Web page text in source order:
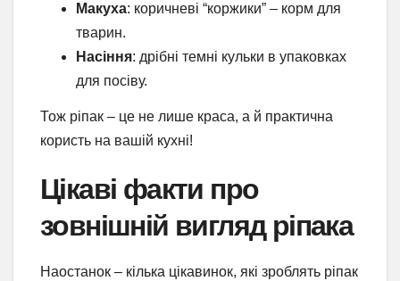
Макуха: коричневі “коржики” – корм для
тварин.
Насіння: дрібні темні кульки в упаковках
для посіву.
Тож ріпак – це не лише краса, а й практична
користь на вашій кухні!
Цікаві факти про
зовнішній вигляд ріпака
Наостанок – кілька цікавинок, які зроблять ріпак